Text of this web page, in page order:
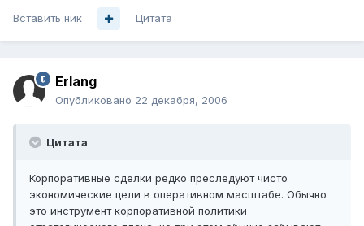
Вставить ник Цитата
Erlang
Опубликовано 22 декабря, 2006
Цитата
Корпоративные сделки редко преследуют чисто
экономические цели в оперативном масштабе. Обычно
это инструмент корпоративной политики